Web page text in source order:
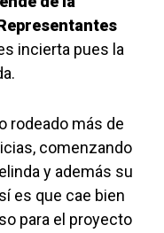
incierta pues la
rodeado más de
comenzando
y además su
es que cae bien
para el proyecto